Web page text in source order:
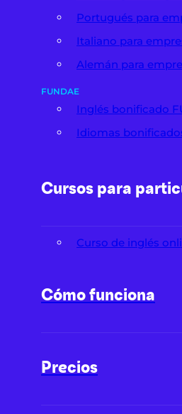
Portugués para
Italiano para
Alemán para
FUNDAE
Inglés bonificado
Idiomas
Cursos para
Curso de inglés
Cómo funciona
Precios